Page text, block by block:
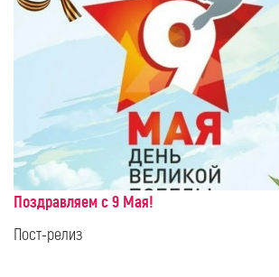
Поздравляем с 9 Мая!
Пост-релиз